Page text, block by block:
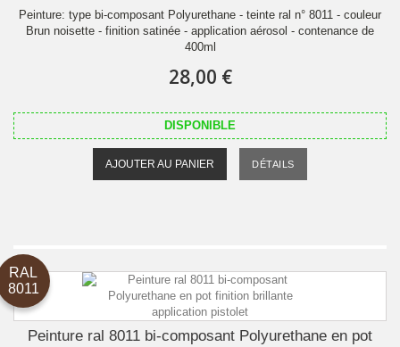
Peinture: type bi-composant Polyurethane - teinte ral n° 8011 - couleur
Brun noisette - finition satinée - application aérosol - contenance de
400ml
28,00 €
DISPONIBLE
AJOUTER AU PANIER DÉTAILS
RAL
8011
Peinture ral 8011 bi-composant Polyurethane en pot